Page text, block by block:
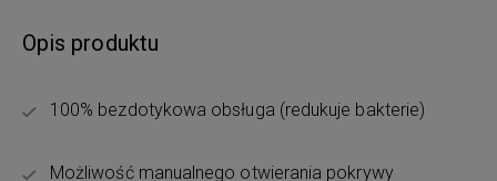
Opis produktu
100% bezdotykowa obsługa (redukuje bakterie)
Możliwość manualnego otwierania pokrywy